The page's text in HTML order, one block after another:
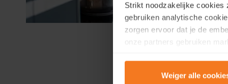
Strikt noodzakelijke cookies
gebruiken analytische
zorgen ervoor dat je de
onze partners gebruiken
Lees er meer over in onze
Weiger alle